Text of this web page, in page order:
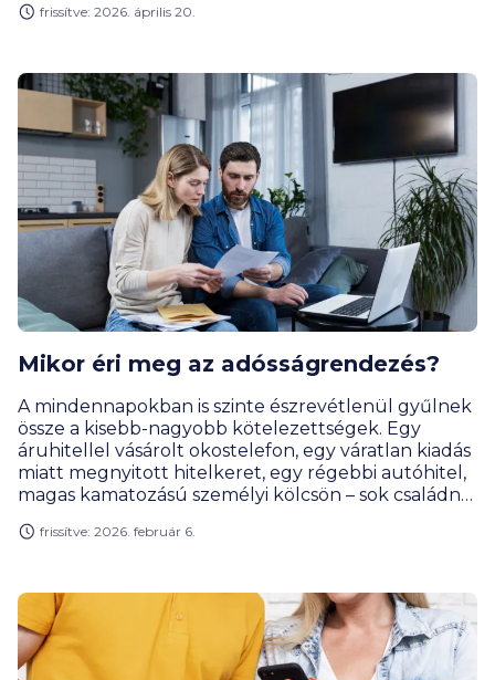
Ilyenkor merül fel a kérdés: érdemes-e fogászati
frissítve: 2026. április 20.
Mikor éri meg az adósságrendezés?
A mindennapokban is szinte észrevétlenül gyűlnek
össze a kisebb-nagyobb kötelezettségek. Egy
áruhitellel vásárolt okostelefon, egy váratlan kiadás
miatt megnyitott hitelkeret, egy régebbi autóhitel,
magas kamatozású személyi kölcsön – sok családnál
kamatozású tartozások. Az öt-hat különböző helyre
frissítve: 2026. február 6.